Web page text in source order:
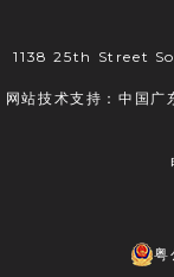
1138 25th Street
网站技术支持：中国